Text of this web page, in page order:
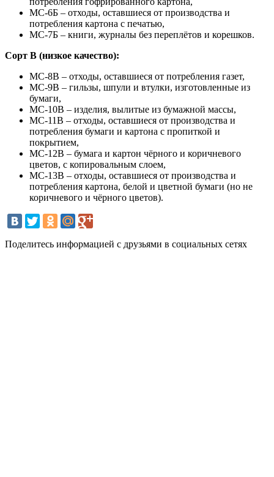
МС-6Б – отходы, оставшиеся от производства и
потребления картона с печатью,
МС-7Б – книги, журналы без переплётов и корешков.
Сорт В (низкое качество):
МС-8В – отходы, оставшиеся от потребления газет,
МС-9В – гильзы, шпули и втулки, изготовленные из
бумаги,
МС-10В – изделия, вылитые из бумажной массы,
МС-11В – отходы, оставшиеся от производства и
потребления бумаги и картона с пропиткой и
покрытием,
МС-12В – бумага и картон чёрного и коричневого
цветов, с копировальным слоем,
МС-13В – отходы, оставшиеся от производства и
потребления картона, белой и цветной бумаги (но не
коричневого и чёрного цветов).
Поделитесь информацией с друзьями в социальных сетях